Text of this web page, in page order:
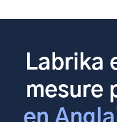
Labrika
mesure